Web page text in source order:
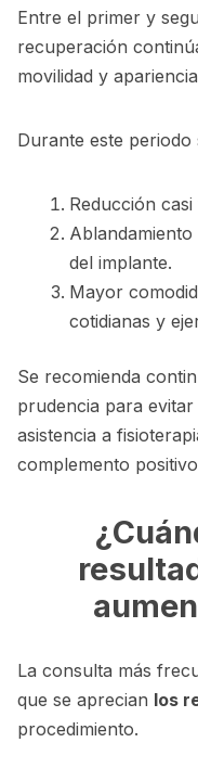
Entre el primer y
recuperación
movilidad y
Durante este
Reducción
del implante.
Mayor
cotidianas y
Se recomienda
prudencia para
asistencia a
complemento
La consulta más
que se aprecian los
procedimiento.